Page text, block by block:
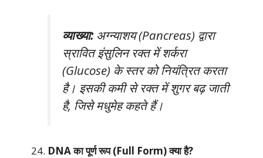
व्याख्या:अग्न्याशय (Pancreas) द्वारा
स्रावित इंसुलिन रक्त में शर्करा
(Glucose) के स्तर को नियंत्रित करता
है। इसकी कमी से रक्त में शुगर बढ़ जाती
है, जिसे मधुमेह कहते हैं।
DNA का पूर्ण रूप (Full Form) क्या है?